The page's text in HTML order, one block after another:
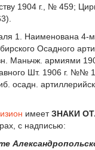
1904 г., № 459;
1. Наименована 4-м
Осадного
Маньчж. армиями
Шт. 1906 г. №№
осадн.
имеетЗНАКИ
с надписью: